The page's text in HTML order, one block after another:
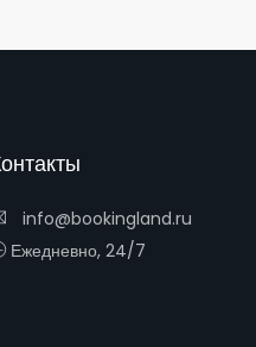
info@bookingland.ru
Ежедневно, 24/7